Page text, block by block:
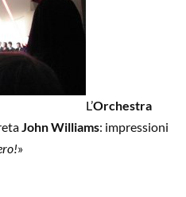
L’Orchestra
John Williams: impressioni
»